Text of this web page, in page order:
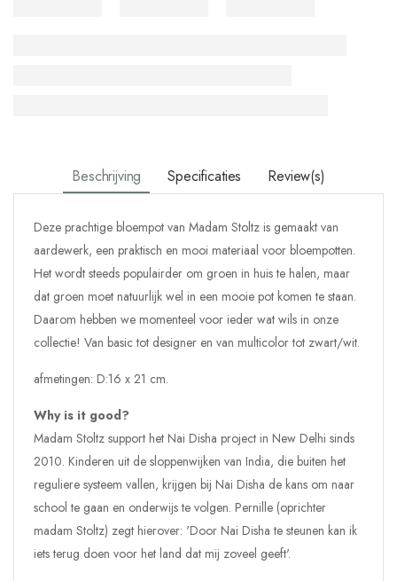
Beschrijving Specificaties Review(s)
Deze prachtige bloempot van Madam Stoltz is gemaakt van
aardewerk, een praktisch en mooi materiaal voor bloempotten.
Het wordt steeds populairder om groen in huis te halen, maar
dat groen moet natuurlijk wel in een mooie pot komen te staan.
Daarom hebben we momenteel voor ieder wat wils in onze
collectie! Van basic tot designer en van multicolor tot zwart/wit.
afmetingen: D:16 x 21 cm.
Why is it good?
Madam Stoltz support het Nai Disha project in New Delhi sinds
2010. Kinderen uit de sloppenwijken van India, die buiten het
reguliere systeem vallen, krijgen bij Nai Disha de kans om naar
school te gaan en onderwijs te volgen. Pernille (oprichter
madam Stoltz) zegt hierover: 'Door Nai Disha te steunen kan ik
iets terug doen voor het land dat mij zoveel geeft'.